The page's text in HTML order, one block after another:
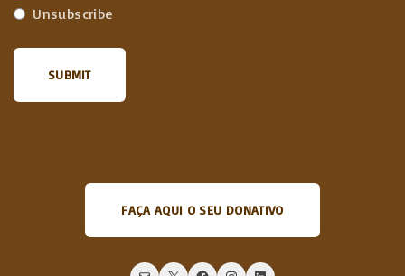
Unsubscribe
FAÇA AQUI O SEU DONATIVO